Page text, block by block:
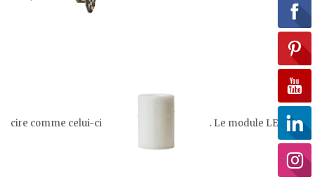
cire comme celui-ci . Le module LED